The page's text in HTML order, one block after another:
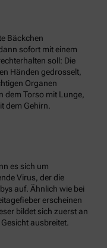
Bäckchen
sofort mit einem
soll: Die
Händen gedrosselt,
Organen
dem Torso mit Lunge,
dem Gehirn.
es sich um
Virus, der die
auf. Ähnlich wie bei
erscheinen
bildet sich zuerst an
ausbreitet.